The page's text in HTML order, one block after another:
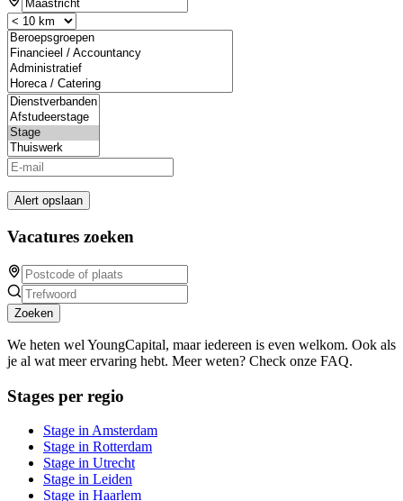
Alert opslaan
Vacatures zoeken
Zoeken
We heten wel YoungCapital, maar iedereen is even welkom. Ook als
je al wat meer ervaring hebt. Meer weten? Check onze FAQ.
Stages per regio
Stage in Amsterdam
Stage in Rotterdam
Stage in Utrecht
Stage in Leiden
Stage in Haarlem